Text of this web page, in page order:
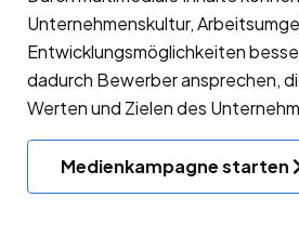
Unternehmenskultur,
Entwicklungsmöglichkeiten
dadurch Bewerber ansprechen,
Werten und Zielen des
Medienkampagne starten